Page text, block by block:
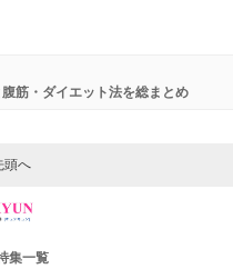
筋・ダイエット法を総まとめ
頭へ
集一覧